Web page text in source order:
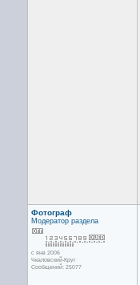
Фотограф
Модератор раздела
с янв 2006
Чкаловский-Круг
Сообщений: 25077